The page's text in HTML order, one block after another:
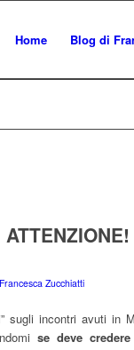
Home Blog di
Francesca Zucchiatti
sugli incontri avuti in
se deve